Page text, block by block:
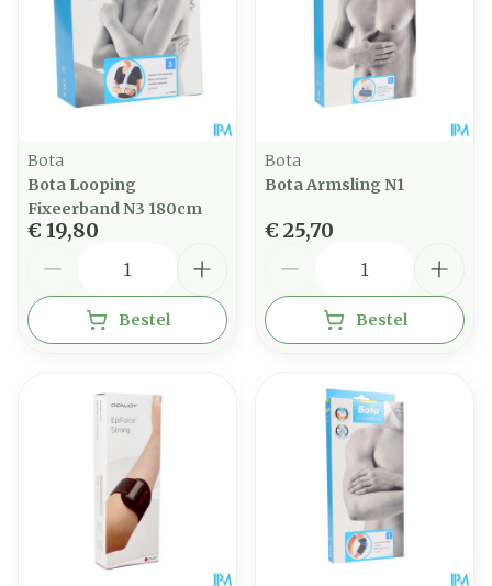
Bota
Bota Looping
Fixeerband N3 180cm
€ 19,80
Bestel
Bota
Bota Armsling N1
€ 25,70
Bestel